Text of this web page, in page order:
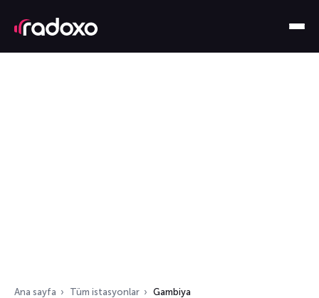
Ana sayfa Tüm istasyonlar Gambiya